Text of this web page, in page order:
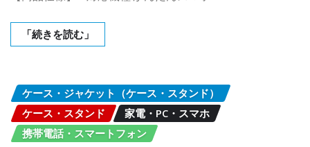
「続きを読む」
ケース・ジャケット（ケース・スタンド）
ケース・スタンド
家電・PC・スマホ
携帯電話・スマートフォン